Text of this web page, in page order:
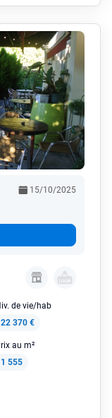
15/10/2025
de vie/hab
22 370 €
au m²
1 555